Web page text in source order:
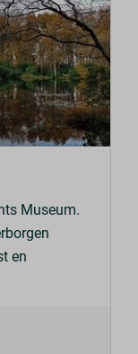
Museum.
en